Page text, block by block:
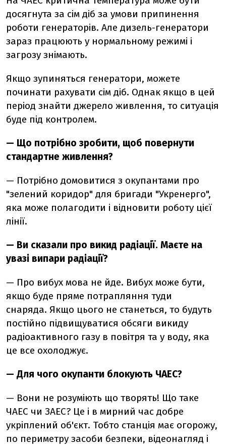
досягнута за сім діб за умови припинення
роботи генераторів. Але дизель-генератори
зараз працюють у нормальному режимі і
загрозу знімають.
Якщо зупиняться генератори, можете
починати рахувати сім діб. Однак якщо в цей
період знайти джерело живлення, то ситуація
буде під контролем.
— Що потрібно зробити, щоб повернути
стандартне живлення?
— Потрібно домовитися з окупантами про
"зелений коридор" для бригади "Укренерго",
яка може полагодити і відновити роботу цієї
лінії.
— Ви сказали про викид радіації. Маєте на
увазі випари радіації?
— Про вибух мова не йде. Вибух може бути,
якщо буде пряме потрапляння туди
снаряда. Якщо цього не станеться, то будуть
постійно підвищуватися обсяги викиду
радіоактивного газу в повітря та у воду, яка
це все охолоджує.
— Для чого окупанти блокують ЧАЕС?
— Вони не розуміють що творять! Що таке
ЧАЕС чи ЗАЕС? Це і в мирний час добре
укріплений об'єкт. Тобто станція має огорожу,
по периметру засоби безпеки, відеонагляд і